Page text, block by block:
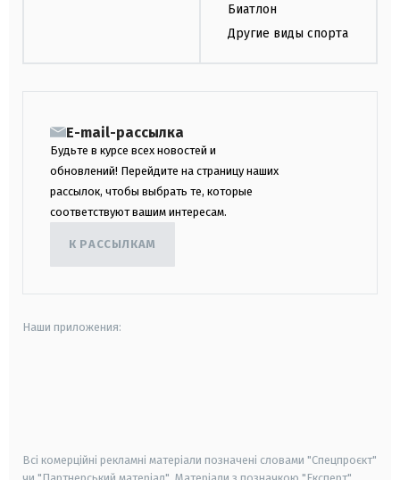
Биатлон
Другие виды спорта
E-mail-рассылка
Будьте в курсе всех новостей и
обновлений! Перейдите на страницу наших
рассылок, чтобы выбрать те, которые
соответствуют вашим интересам.
К РАССЫЛКАМ
Наши приложения:
Всі комерційні рекламні матеріали позначені словами "Спецпроєкт"